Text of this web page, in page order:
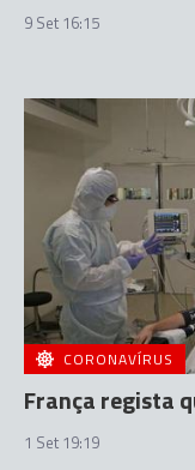
9 Set 16:15
CORONAVÍRUS
França regista
1 Set 19:19